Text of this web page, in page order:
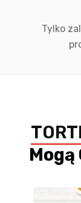
Tylko